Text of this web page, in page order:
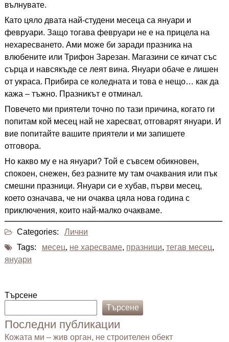
вълнувате.
Като цяло двата най-студени месеца са януари и
февруари. Защо тогава февруари не е на прицела на
нехаресването. Ами може би заради празника на
влюбените или Трифон Зарезан. Магазини се кичат със
сърца и навсякъде се леят вина. Януари обаче е лишен
от украса. Прибира се коледната и това е нещо… как да
кажа – тъжно. Празникът е отминал.
Повечето ми приятели точно по тази причина, когато ги
попитам кой месец най не харесват, отговарят януари. И
вие попитайте вашите приятели и ми запишете
отговора.
Но какво му е на януари? Той е съвсем обикновен,
спокоен, снежен, без разните му там очаквания или пък
смешни празници. Януари си е хубав, първи месец,
което означава, че ни очаква цяла нова година с
приключения, които най-малко очакваме.
Categories:
Лични
Tags:
месец, не харесваме, празници, тегав месец,
януари
Търсене
Търсене
Последни публикации
Кожата ми – жив орган, не строителен обект